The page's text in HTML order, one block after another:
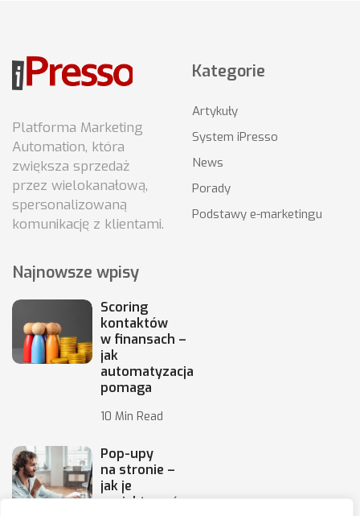
Platforma Marketing
Automation, która
zwiększa sprzedaż
przez wielokanałową,
spersonalizowaną
komunikację z klientami.
Kategorie
Artykuły
System iPresso
News
Porady
Podstawy e-marketingu
Najnowsze wpisy
Scoring
kontaktów
w finansach –
jak
automatyzacja
pomaga
10 Min Read
Pop-upy
na stronie –
jak je
projektować,